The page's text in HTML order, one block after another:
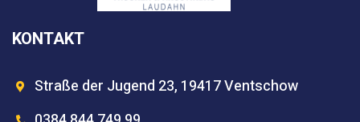
KONTAKT
Straße der Jugend 23, 19417 Ventschow